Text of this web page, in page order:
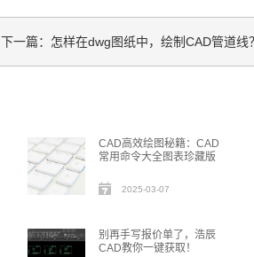
下一篇：怎样在dwg图纸中，绘制CAD管道线？
CAD高效绘图秘籍：CAD
常用命令大全图表珍藏版
2025-03-07
别再手写报价单了，浩辰
CAD教你一键获取！